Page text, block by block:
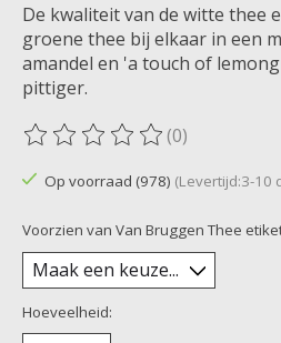
De kwaliteit van de witte thee
groene thee bij elkaar in een
amandel en 'a touch of
pittiger.
De beoordeling van dit product
(0)
Op voorraad (978) (Levertijd:3-10
Voorzien van Van Bruggen Thee
Hoeveelheid: